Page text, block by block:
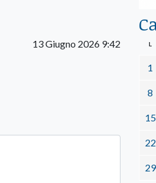
13 Giugno 2026 9:42 L
1
8
15
22
29